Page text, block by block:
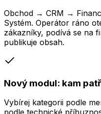
Obchod → CRM →
Systém. Operátor ráno
zákazníky, podívá se na
publikuje obsah.
Nový modul: kam
Vybírej kategorii podle